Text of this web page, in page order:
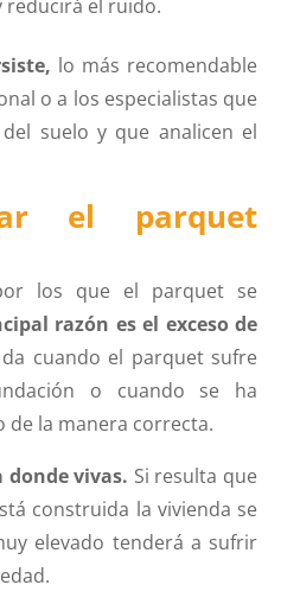
reducirá el ruido.
lo más recomendable
o a los especialistas que
suelo y que analicen el
el parquet
los que el parquet se
razón es el exceso de
cuando el parquet sufre
o cuando se ha
de la manera correcta.
vivas. Si resulta que
construida la vivienda se
elevado tenderá a sufrir